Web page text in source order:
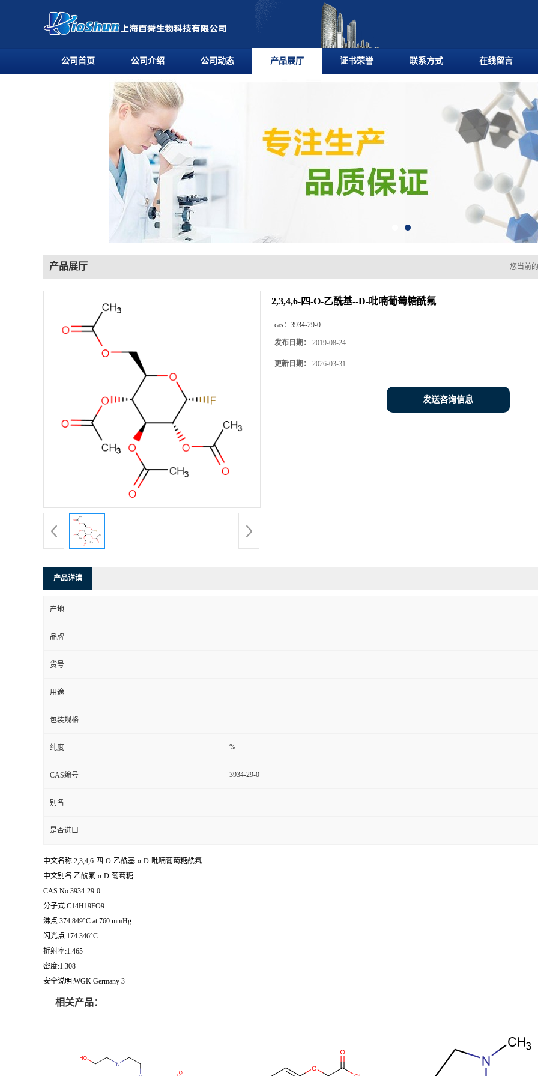
公司首页 公司介绍 公司动态 产品展厅 证书荣誉 联系方式 在线留言
产品展厅 您当前
2,3,4,6-四-O-乙酰基--D-吡喃葡萄糖酰氟
cas： 3934-29-0
发布日期： 2019-08-24
更新日期： 2026-03-31
发送咨询信息
产品详请
产地
品牌
货号
用途
包装规格
纯度 %
CAS编号 3934-29-0
别名
是否进口
中文名称:2,3,4,6-四-O-乙酰基-α-D-吡喃葡萄糖酰氟
中文别名:乙酰氟-α-D-葡萄糖
CAS No:3934-29-0
分子式:C14H19FO9
沸点:374.849°C at 760 mmHg
闪光点:174.346°C
折射率:1.465
密度:1.308
安全说明:WGK Germany 3
相关产品：